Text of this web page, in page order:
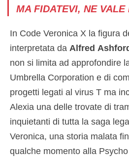
MA FIDATEVI, NE VALE
In Code Veronica X la figura
interpretata da Alfred
non si limita ad approfondire
Umbrella Corporation e di
progetti legati al virus T ma
Alexia una delle trovate di
inquietanti di tutta la saga
Veronica, una storia malata
qualche momento alla